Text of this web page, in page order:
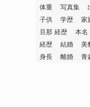
体重
写真集
子供
学歴 家
旦那 経歴
本名
経歴
結婚 美
身長
離婚 青